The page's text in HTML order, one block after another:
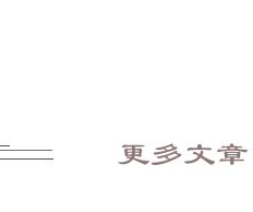
更多文章